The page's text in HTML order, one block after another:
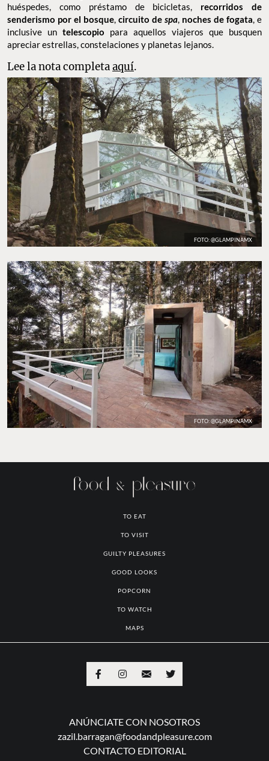
huéspedes, como préstamo de bicicletas, recorridos de
senderismo por el bosque, circuito de spa, noches de fogata, e
inclusive un telescopio para aquellos viajeros que busquen
apreciar estrellas, constelaciones y planetas lejanos.
Lee la nota completaaquí.
FOTO: @GLAMPINAMX
FOTO: @GLAMPINAMX
TO EAT
TO VISIT
GUILTY PLEASURES
GOOD LOOKS
POPCORN
TO WATCH
MAPS
ANÚNCIATE CON NOSOTROS
zazil.barragan@foodandpleasure.com
CONTACTO EDITORIAL